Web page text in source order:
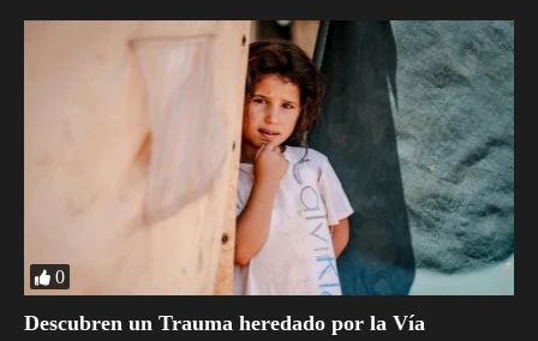
0
Descubren un Trauma heredado por la Vía